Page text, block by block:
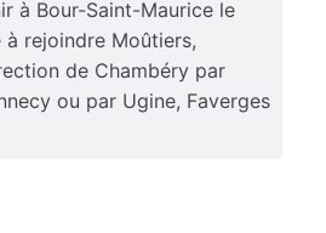
à Bour-Saint-Maurice le
rejoindre Moûtiers,
de Chambéry par
ou par Ugine, Faverges